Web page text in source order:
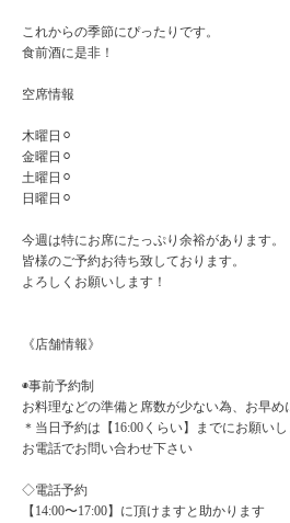
これからの季節にぴったりです。
食前酒に是非！
空席情報
木曜日⚪︎
金曜日⚪︎
土曜日⚪︎
日曜日⚪︎
今週は特にお席にたっぷり余裕があります。
皆様のご予約お待ち致しております。
よろしくお願いします！
《店舗情報》
◉事前予約制
お料理などの準備と席数が少ない為、お早
＊当日予約は【16:00くらい】までにお願い
お電話でお問い合わせ下さい
◇電話予約
【14:00〜17:00】に頂けますと助かります